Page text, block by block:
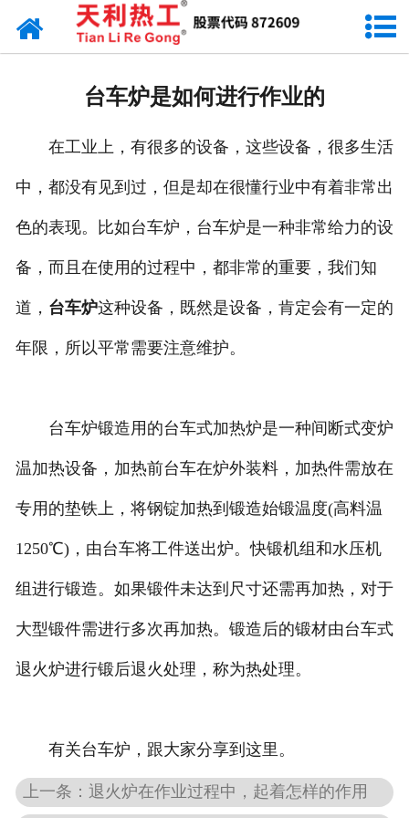
网站首页
台车炉是如何进行作业的
在工业上，有很多的设备，这些设备，很多生活
中，都没有见到过，但是却在很懂行业中有着非常出
色的表现。比如台车炉，台车炉是一种非常给力的设
备，而且在使用的过程中，都非常的重要，我们知
道， 台车炉这种设备，既然是设备，肯定会有一定的
年限，所以平常需要注意维护。
台车炉锻造用的台车式加热炉是一种间断式变炉
温加热设备，加热前台车在炉外装料，加热件需放在
专用的垫铁上，将钢锭加热到锻造始锻温度(高料温
1250℃)，由台车将工件送出炉。快锻机组和水压机
组进行锻造。如果锻件未达到尺寸还需再加热，对于
大型锻件需进行多次再加热。锻造后的锻材由台车式
退火炉进行锻后退火处理，称为热处理。
有关台车炉，跟大家分享到这里。
上一条：退火炉在作业过程中，起着怎样的作用